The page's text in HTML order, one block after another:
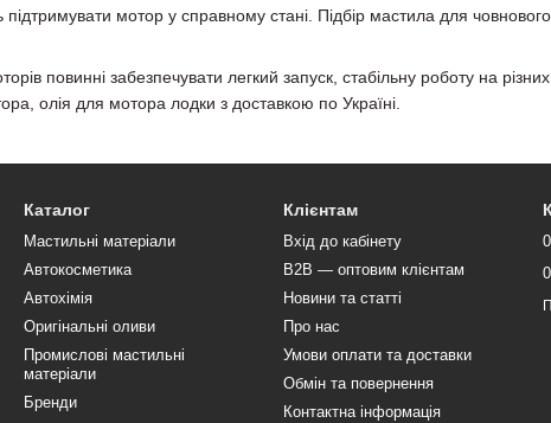
підтримувати мотор у справному стані. Підбір мастила для
повинні забезпечувати легкий запуск, стабільну роботу на
олія для мотора лодки з доставкою по Україні.
Каталог
Мастильні матеріали
Автокосметика
Автохімія
Оригінальні оливи
Промислові мастильні
матеріали
Бренди
Клієнтам
Вхід до кабінету
B2B — оптовим клієнтам
Новини та статті
Про нас
Умови оплати та доставки
Обмін та повернення
Контактна інформація